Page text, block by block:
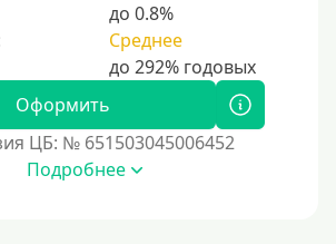
до 0.8%
Среднее
Оформить
ЦБ: № 651503045006452
Подробнее